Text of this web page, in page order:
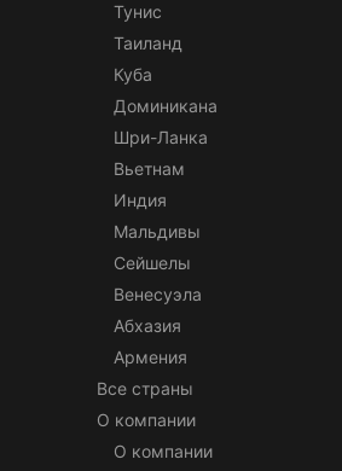
Тунис
Таиланд
Куба
Доминикана
Шри-Ланка
Вьетнам
Индия
Мальдивы
Сейшелы
Венесуэла
Абхазия
Армения
Все страны
О компании
О компании